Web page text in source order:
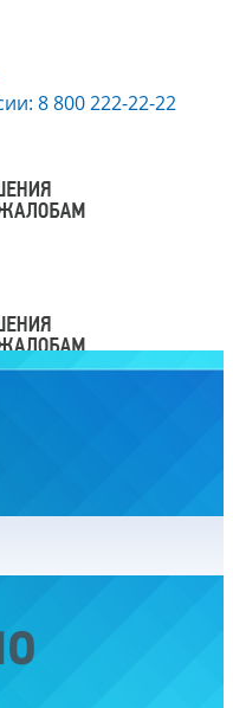
8 800 222-22-22